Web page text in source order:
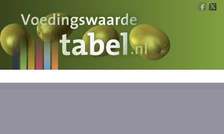
Voedingswaarde
Wat is wat?